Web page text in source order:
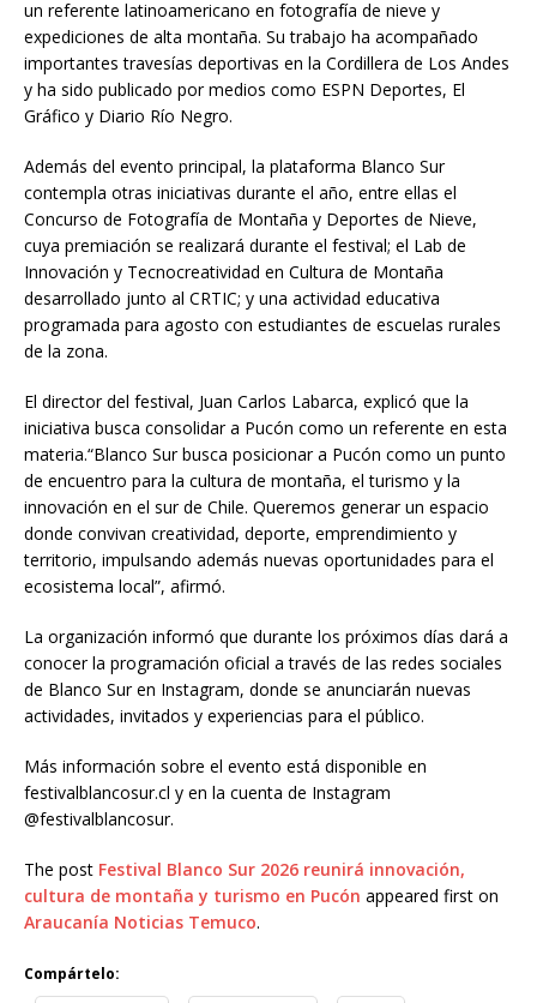
un referente latinoamericano en fotografía de nieve y
expediciones de alta montaña. Su trabajo ha acompañado
importantes travesías deportivas en la Cordillera de Los Andes
y ha sido publicado por medios como ESPN Deportes, El
Gráfico y Diario Río Negro.
Además del evento principal, la plataforma Blanco Sur
contempla otras iniciativas durante el año, entre ellas el
Concurso de Fotografía de Montaña y Deportes de Nieve,
cuya premiación se realizará durante el festival; el Lab de
Innovación y Tecnocreatividad en Cultura de Montaña
desarrollado junto al CRTIC; y una actividad educativa
programada para agosto con estudiantes de escuelas rurales
de la zona.
El director del festival, Juan Carlos Labarca, explicó que la
iniciativa busca consolidar a Pucón como un referente en esta
materia.“Blanco Sur busca posicionar a Pucón como un punto
de encuentro para la cultura de montaña, el turismo y la
innovación en el sur de Chile. Queremos generar un espacio
donde convivan creatividad, deporte, emprendimiento y
territorio, impulsando además nuevas oportunidades para el
ecosistema local”, afirmó.
La organización informó que durante los próximos días dará a
conocer la programación oficial a través de las redes sociales
de Blanco Sur en Instagram, donde se anunciarán nuevas
actividades, invitados y experiencias para el público.
Más información sobre el evento está disponible en
festivalblancosur.cl y en la cuenta de Instagram
@festivalblancosur.
The post Festival Blanco Sur 2026 reunirá innovación,
cultura de montaña y turismo en Pucón appeared first on
Araucanía Noticias Temuco.
Compártelo: